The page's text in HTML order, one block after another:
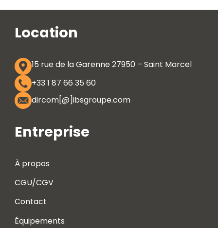
Location
15 rue de la Garenne 27950 – Saint Marcel
+33 1 87 66 35 60
dircom[@]ibsgroupe.com
Entreprise
À propos
CGU/CGV
Contact
Équipements